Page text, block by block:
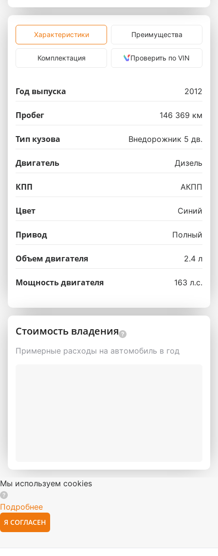
Характеристики Преимущества
Комплектация Проверить по VIN
Год выпуска 2012
Пробег 146 369 км
Тип кузова Внедорожник 5 дв.
Двигатель Дизель
КПП АКПП
Цвет Синий
Привод Полный
Объем двигателя 2.4 л
Мощность двигателя 163 л.с.
Стоимость владения
Примерные расходы на автомобиль в год
Мы используем cookies
Подробнее
Я СОГЛАСЕН